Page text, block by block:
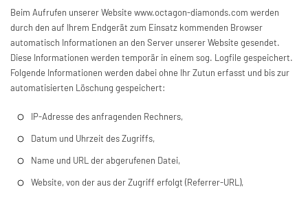
Beim Aufrufen unserer Website www.octagon-diamonds.com werden
durch den auf Ihrem Endgerät zum Einsatz kommenden Browser
automatisch Informationen an den Server unserer Website gesendet.
Diese Informationen werden temporär in einem sog. Logfile gespeichert.
Folgende Informationen werden dabei ohne Ihr Zutun erfasst und bis zur
automatisierten Löschung gespeichert:
IP-Adresse des anfragenden Rechners,
Datum und Uhrzeit des Zugriffs,
Name und URL der abgerufenen Datei,
Website, von der aus der Zugriff erfolgt (Referrer-URL),